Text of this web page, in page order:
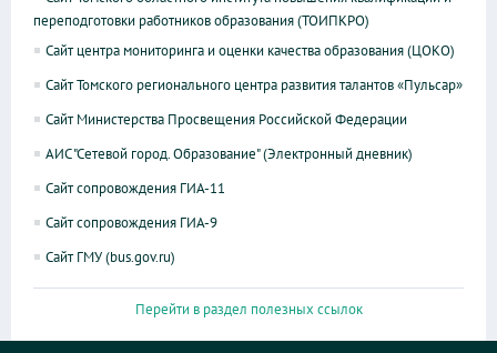
переподготовки работников образования (ТОИПКРО)
Сайт центра мониторинга и оценки качества образования (ЦОКО)
Сайт Томского регионального центра развития талантов «Пульсар»
Сайт Министерства Просвещения Российской Федерации
АИС "Сетевой город. Образование" (Электронный дневник)
Сайт сопровождения ГИА-11
Сайт сопровождения ГИА-9
Сайт ГМУ (bus.gov.ru)
Перейти в раздел полезных ссылок